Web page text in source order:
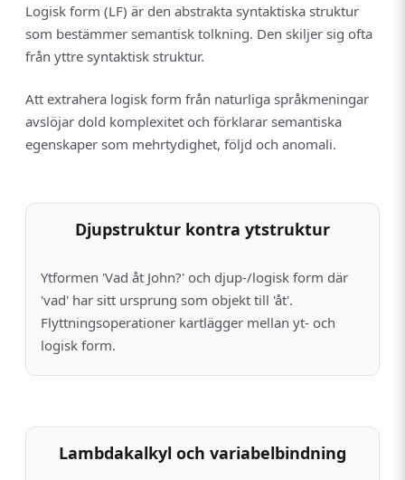
Logisk form (LF) är den abstrakta syntaktiska struktur
som bestämmer semantisk tolkning. Den skiljer sig ofta
från yttre syntaktisk struktur.
Att extrahera logisk form från naturliga språkmeningar
avslöjar dold komplexitet och förklarar semantiska
egenskaper som mehrtydighet, följd och anomali.
Djupstruktur kontra ytstruktur
Ytformen 'Vad åt John?' och djup-/logisk form där
'vad' har sitt ursprung som objekt till 'åt'.
Flyttningsoperationer kartlägger mellan yt- och
logisk form.
Lambdakalkyl och variabel­bindning